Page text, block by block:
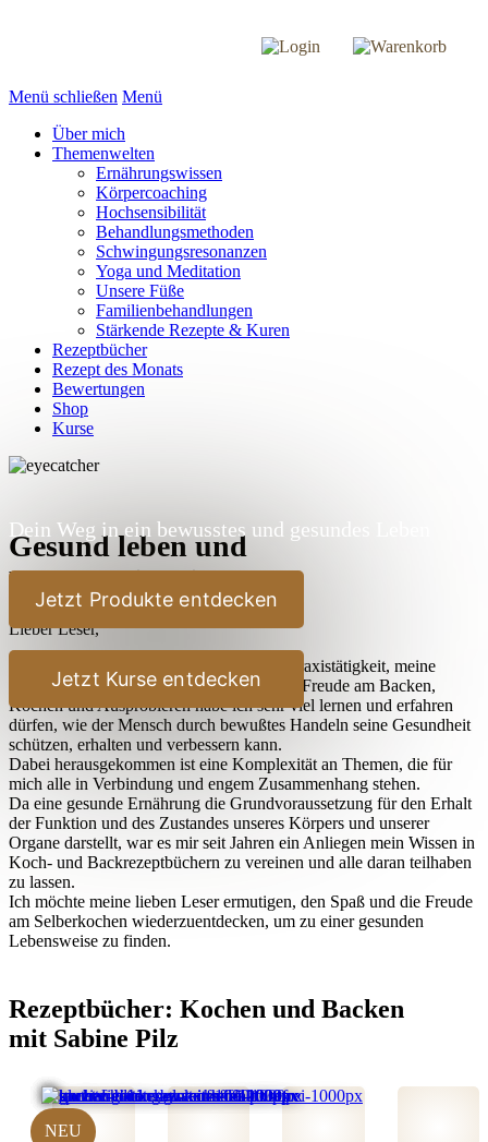
Menü schließen Menü
Über mich
Themenwelten
Ernährungswissen
Körpercoaching
Hochsensibilität
Behandlungsmethoden
Schwingungsresonanzen
Yoga und Meditation
Unsere Füße
Familienbehandlungen
Stärkende Rezepte & Kuren
Rezeptbücher
Rezept des Monats
Bewertungen
Shop
Kurse
Dein Weg in ein bewusstes und gesundes Leben
Jetzt Produkte entdecken
Jetzt Kurse entdecken
Gesund leben und
Bewußtseinsbildung
Lieber Leser,
durch meine jahrelangen Studien, meine Praxistätigkeit, meine
Reisen und nicht zuletzt durch meine stete Freude am Backen,
Kochen und Ausprobieren habe ich sehr viel lernen und erfahren
dürfen, wie der Mensch durch bewußtes Handeln seine Gesundheit
schützen, erhalten und verbessern kann.
Dabei herausgekommen ist eine Komplexität an Themen, die für
mich alle in Verbindung und engem Zusammenhang stehen.
Da eine gesunde Ernährung die Grundvoraussetzung für den Erhalt
der Funktion und des Zustandes unseres Körpers und unserer
Organe darstellt, war es mir seit Jahren ein Anliegen mein Wissen in
Koch- und Backrezeptbüchern zu vereinen und alle daran teilhaben
zu lassen.
Ich möchte meine lieben Leser ermutigen, den Spaß und die Freude
am Selberkochen wiederzuentdecken, um zu einer gesunden
Lebensweise zu finden.
Rezeptbücher: Kochen und Backen
mit Sabine Pilz
NEU